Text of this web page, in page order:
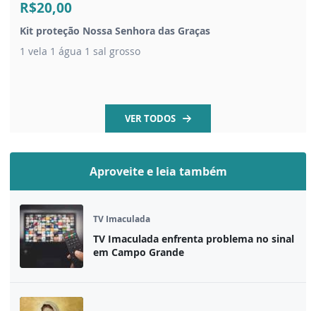
R$20,00
Kit proteção Nossa Senhora das Graças
1 vela 1 água 1 sal grosso
VER TODOS
Aproveite e leia também
TV Imaculada
TV Imaculada enfrenta problema no sinal
em Campo Grande